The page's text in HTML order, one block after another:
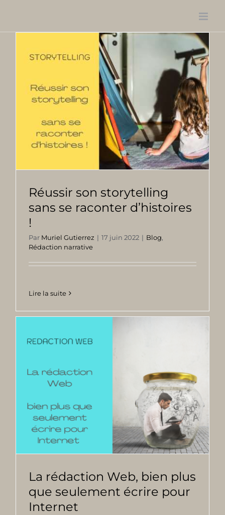
contenu
Réussir son storytelling
sans se raconter d’histoires
!
Par Muriel Gutierrez | 17 juin 2022 | Blog,
Rédaction narrative
Lire la suite
La rédaction Web, bien plus
que seulement écrire pour
Internet